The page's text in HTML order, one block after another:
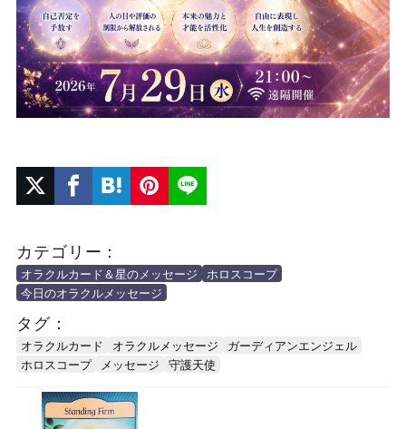
カテゴリー：
オラクルカード＆星のメッセージ ホロスコープ
今日のオラクルメッセージ
タグ：
オラクルカード オラクルメッセージ
ガーディアンエンジェル
ホロスコープ
メッセージ 守護天使